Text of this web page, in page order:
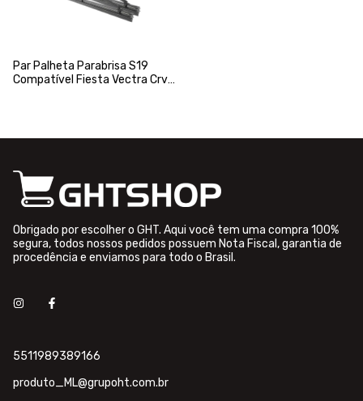
Par Palheta Parabrisa S19
Compatível Fiesta Vectra Crv
Obrigado por escolher o GHT. Aqui você tem uma compra 100%
segura, todos nossos pedidos possuem Nota Fiscal, garantia de
procedência e enviamos para todo o Brasil.
5511989389166
produto_ML@grupoht.com.br